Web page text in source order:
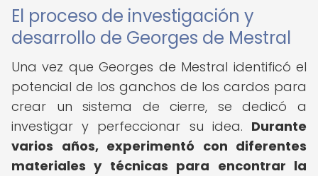
El proceso de investigación y
desarrollo de Georges de Mestral
Una vez que Georges de Mestral identificó el
potencial de los ganchos de los cardos para
crear un sistema de cierre, se dedicó a
investigar y perfeccionar su idea. Durante
varios años, experimentó con diferentes
materiales y técnicas para encontrar la